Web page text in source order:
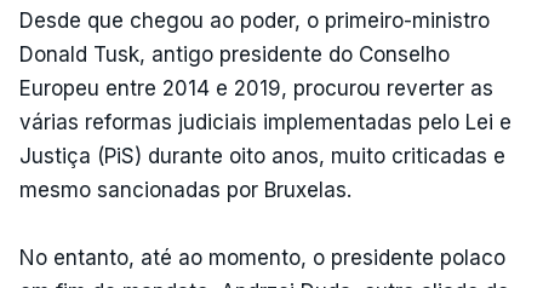
Desde que chegou ao poder, o primeiro-ministro
Donald Tusk, antigo presidente do Conselho
Europeu entre 2014 e 2019, procurou reverter as
várias reformas judiciais implementadas pelo Lei e
Justiça (PiS) durante oito anos, muito criticadas e
mesmo sancionadas por Bruxelas.
No entanto, até ao momento, o presidente polaco